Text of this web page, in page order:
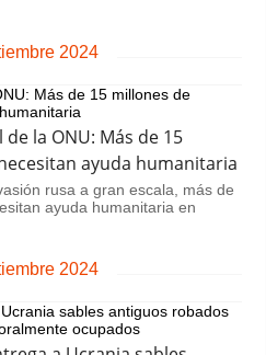
2024
la ONU: Más de 15
ayuda humanitaria
rusa a gran escala, más de
ayuda humanitaria en
2024